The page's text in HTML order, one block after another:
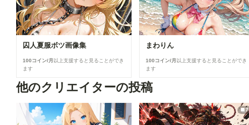
囚人夏服ボツ画像集
100コイン/月 以上支援すると見ることができ
ます
まわりん
100コイン/月 以上支援すると見ることができ
ます
他のクリエイターの投稿
7